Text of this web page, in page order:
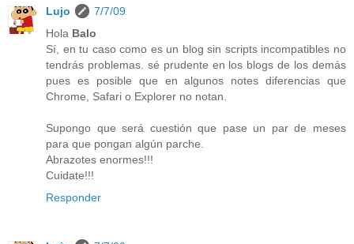
Lujo
7/7/09
Hola Balo
Sí, en tu caso como es un blog sin scripts incompatibles no
tendrás problemas. sé prudente en los blogs de los demás
pues es posible que en algunos notes diferencias que
Chrome, Safari o Explorer no notan.
Supongo que será cuestión que pase un par de meses
para que pongan algún parche.
Abrazotes enormes!!!
Cuidate!!!
Responder